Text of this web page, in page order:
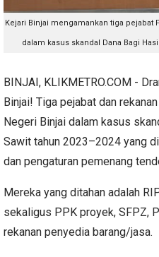
Kejari Binjai mengamankan tiga pejabat
dalam kasus skandal Dana Bagi
BINJAI, KLIKMETRO.COM -
Binjai! Tiga pejabat dan
Negeri Binjai dalam kasus
Sawit tahun 2023–2024 yang
dan pengaturan pemenang
Mereka yang ditahan adalah
sekaligus PPK proyek, SFPZ,
rekanan penyedia barang/jasa.